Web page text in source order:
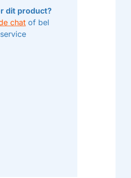
dit product?
chat of bel